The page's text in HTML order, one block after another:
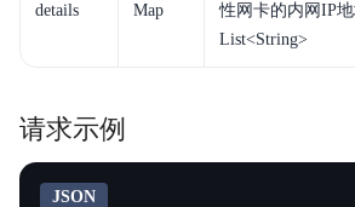
details Map
性网卡的内网IP
List<String>
请求示例
JSON